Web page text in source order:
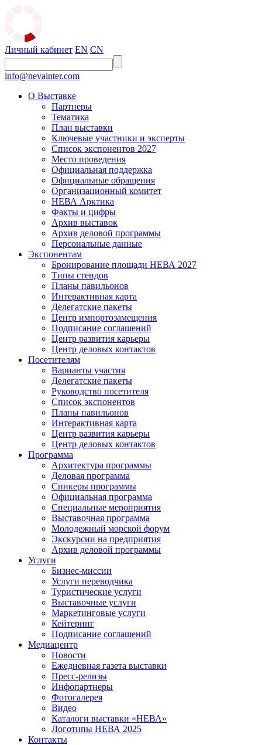
Личный кабинет EN CN
info@nevainter.com
О Выставке
Партнеры
Тематика
План выставки
Ключевые участники и эксперты
Список экспонентов 2027
Место проведения
Официальная поддержка
Официальные обращения
Организационный комитет
НЕВА Арктика
Факты и цифры
Архив выставок
Архив деловой программы
Персональные данные
Экспонентам
Бронирование площади НЕВА 2027
Типы стендов
Планы павильонов
Интерактивная карта
Делегатские пакеты
Центр импортозамещения
Подписание соглашений
Центр развития карьеры
Центр деловых контактов
Посетителям
Варианты участия
Делегатские пакеты
Руководство посетителя
Список экспонентов
Планы павильонов
Интерактивная карта
Центр развития карьеры
Центр деловых контактов
Программа
Архитектура программы
Деловая программа
Спикеры программы
Официальная программа
Специальные мероприятия
Выставочная программа
Молодежный морской форум
Экскурсии на предприятия
Архив деловой программы
Услуги
Бизнес-миссии
Услуги переводчика
Туристические услуги
Выставочные услуги
Маркетинговые услуги
Кейтеринг
Подписание соглашений
Медиацентр
Новости
Ежедневная газета выставки
Пресс-релизы
Инфопартнеры
Фотогалерея
Видео
Каталоги выставки «НЕВА»
Логотипы НЕВА 2025
Контакты